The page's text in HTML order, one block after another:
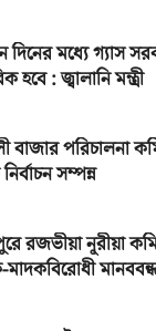
দিনের মধ্যে গ্যাস
হবে : জ্বালানি মন্ত্রী
বাজার পরিচালনা
সম্পন্ন
রজভীয়া নূরীয়া